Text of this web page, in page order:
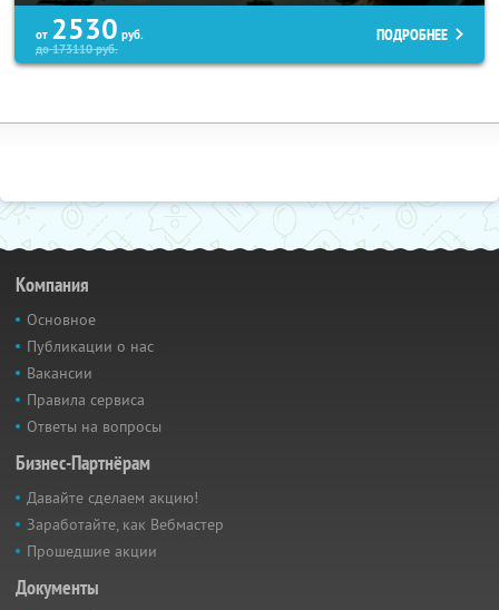
от 2530 руб.
до173110руб.
ПОДРОБНЕЕ
Компания
Основное
Публикации о нас
Вакансии
Правила сервиса
Ответы на вопросы
Бизнес-Партнёрам
Давайте сделаем акцию!
Заработайте, как Вебмастер
Прошедшие акции
Документы